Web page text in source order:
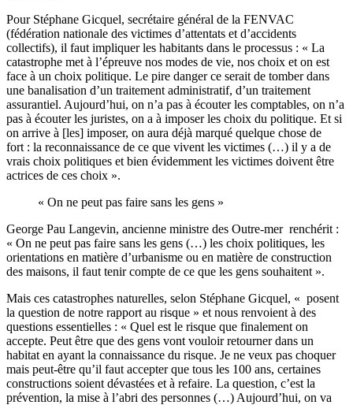
Pour Stéphane Gicquel, secrétaire général de la FENVAC
(fédération nationale des victimes d’attentats et d’accidents
collectifs), il faut impliquer les habitants dans le processus : « La
catastrophe met à l’épreuve nos modes de vie, nos choix et on est
face à un choix politique. Le pire danger ce serait de tomber dans
une banalisation d’un traitement administratif, d’un traitement
assurantiel. Aujourd’hui, on n’a pas à écouter les comptables, on n’a
pas à écouter les juristes, on a à imposer les choix du politique. Et si
on arrive à [les] imposer, on aura déjà marqué quelque chose de
fort : la reconnaissance de ce que vivent les victimes (…) il y a de
vrais choix politiques et bien évidemment les victimes doivent être
actrices de ces choix ».
« On ne peut pas faire sans les gens »
George Pau Langevin, ancienne ministre des Outre-mer renchérit :
« On ne peut pas faire sans les gens (…) les choix politiques, les
orientations en matière d’urbanisme ou en matière de construction
des maisons, il faut tenir compte de ce que les gens souhaitent ».
Mais ces catastrophes naturelles, selon Stéphane Gicquel, « posent
la question de notre rapport au risque » et nous renvoient à des
questions essentielles : « Quel est le risque que finalement on
accepte. Peut être que des gens vont vouloir retourner dans un
habitat en ayant la connaissance du risque. Je ne veux pas choquer
mais peut-être qu’il faut accepter que tous les 100 ans, certaines
constructions soient dévastées et à refaire. La question, c’est la
prévention, la mise à l’abri des personnes (…) Aujourd’hui, on va